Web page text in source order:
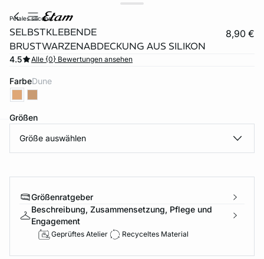
petales silicone
SELBSTKLEBENDE
BRUSTWARZENABDECKUNG AUS SILIKON
8,90 €
4.5 Alle {0} Bewertungen ansehen
Farbe dune
Größen
Größe auswählen
Größenratgeber
Beschreibung, Zusammensetzung, Pflege und
Engagement
Geprüftes Atelier Recyceltes Material